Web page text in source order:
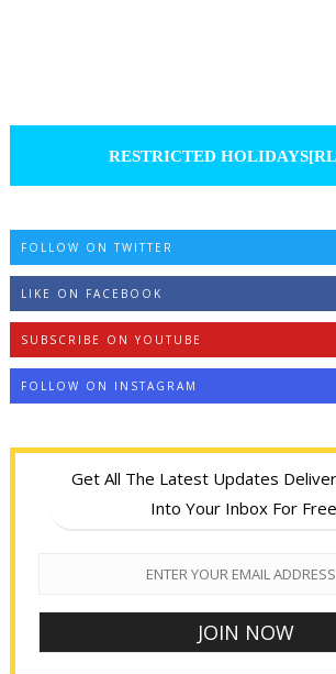
RESTRICTED
FOLLOW ON TWITTER
LIKE ON FACEBOOK
SUBSCRIBE ON YOUTUBE
FOLLOW ON INSTAGRAM
Get All The Latest Updates
Into Your Inbox For